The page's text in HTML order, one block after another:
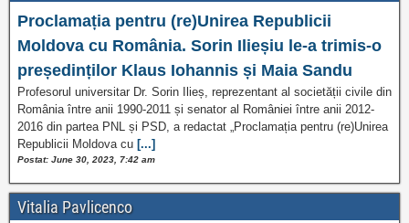
Proclamația pentru (re)Unirea Republicii
Moldova cu România. Sorin Ilieșiu le-a trimis-o
președinților Klaus Iohannis și Maia Sandu
Profesorul universitar Dr. Sorin Ilieș, reprezentant al societății civile din
România între anii 1990-2011 și senator al României între anii 2012-
2016 din partea PNL și PSD, a redactat „Proclamația pentru (re)Unirea
Republicii Moldova cu [...]
Postat: June 30, 2023, 7:42 am
Vitalia Pavlicenco